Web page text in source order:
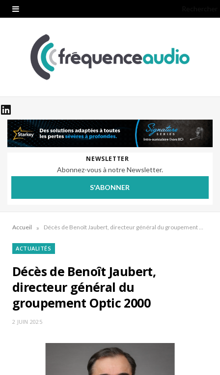
NEWSLETTER
Abonnez-vous à notre Newsletter.
S'ABONNER
Accueil » Décès de Benoît Jaubert, directeur général du groupement Optic 2000
ACTUALITÉS
Décès de Benoît Jaubert,
directeur général du
groupement Optic 2000
2 JUIN 2025